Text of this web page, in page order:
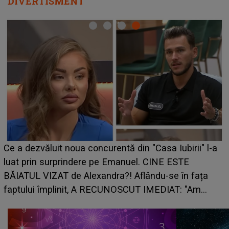
Ce a dezvăluit noua concurentă din "Casa Iubirii" l-a
luat prin surprindere pe Emanuel. CINE ESTE
BĂIATUL VIZAT de Alexandra?! Aflându-se în fața
faptului împlinit, A RECUNOSCUT IMEDIAT: "Am